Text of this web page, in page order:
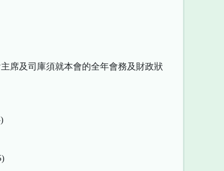
席及司庫須就本會的全年會務及財政狀